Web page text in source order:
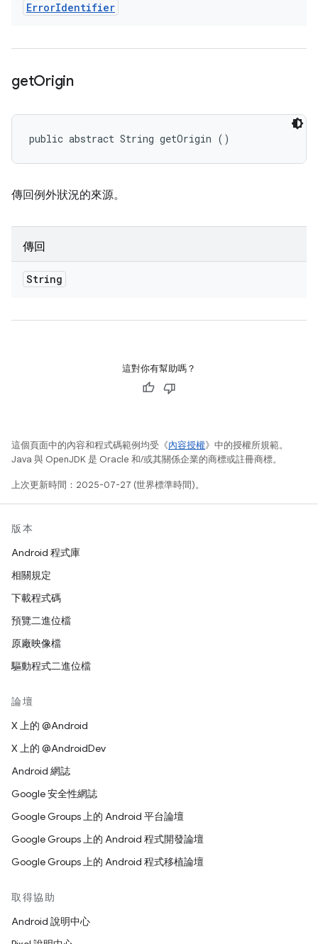
ErrorIdentifier
getOrigin
public abstract String getOrigin ()
傳回例外狀況的來源。
傳回
String
這對你有幫助嗎？
這個頁面中的內容和程式碼範例均受《內容授權》中的授權所規範。
Java 與 OpenJDK 是 Oracle 和/或其關係企業的商標或註冊商標。
上次更新時間：2025-07-27 (世界標準時間)。
版本
Android 程式庫
相關規定
下載程式碼
預覽二進位檔
原廠映像檔
驅動程式二進位檔
論壇
X 上的 @Android
X 上的 @AndroidDev
Android 網誌
Google 安全性網誌
Google Groups 上的 Android 平台論壇
Google Groups 上的 Android 程式開發論壇
Google Groups 上的 Android 程式移植論壇
取得協助
Android 說明中心